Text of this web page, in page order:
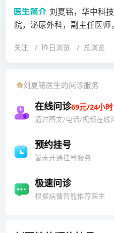
刘夏铭，华中科
院，泌尿外科，副主任医
起功能障碍，早泄，前列
在美国哈佛医学院进行了2
研究。获得湖北省科技进
的关键技术创新与临床应
rch》、《
平SCI期刊发表论文二十余
创新基金等项目。参与编
性腺功能减退症》等专著
关注 昨日浏览 总浏览
刘夏铭医生的问诊服务
在线问诊69元/24小时
通过图文/电话/视频在线
预约挂号
暂未开通挂号服务
极速问诊
根据病情智能推荐医生